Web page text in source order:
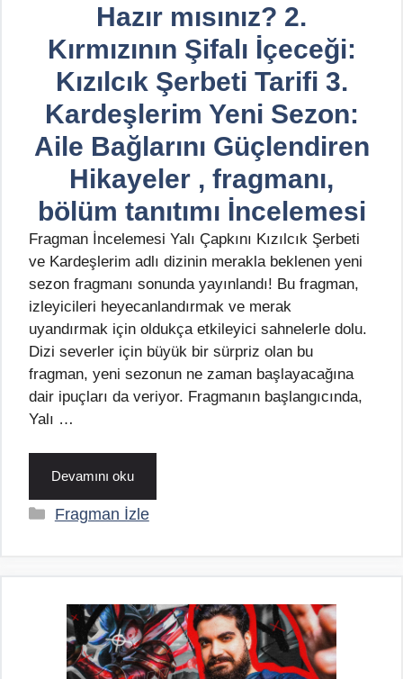
Hazır mısınız? 2.
Kırmızının Şifalı İçeceği:
Kızılcık Şerbeti Tarifi 3.
Kardeşlerim Yeni Sezon:
Aile Bağlarını Güçlendiren
Hikayeler , fragmanı,
bölüm tanıtımı İncelemesi
Fragman İncelemesi Yalı Çapkını Kızılcık Şerbeti
ve Kardeşlerim adlı dizinin merakla beklenen yeni
sezon fragmanı sonunda yayınlandı! Bu fragman,
izleyicileri heyecanlandırmak ve merak
uyandırmak için oldukça etkileyici sahnelerle dolu.
Dizi severler için büyük bir sürpriz olan bu
fragman, yeni sezonun ne zaman başlayacağına
dair ipuçları da veriyor. Fragmanın başlangıcında,
Yalı …
Devamını oku
Kategoriler
Fragman İzle